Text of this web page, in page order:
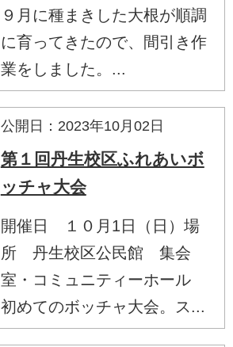
９月に種まきした大根が順調
に育ってきたので、間引き作
業をしました。...
公開日：2023年10月02日
第１回丹生校区ふれあいボ
ッチャ大会
開催日 １０月1日（日）場
所 丹生校区公民館 集会
室・コミュニティーホール
初めてのボッチャ大会。ス...